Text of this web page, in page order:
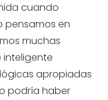
cuando
pensamos en
muchas
inteligente
apropiadas
podría haber